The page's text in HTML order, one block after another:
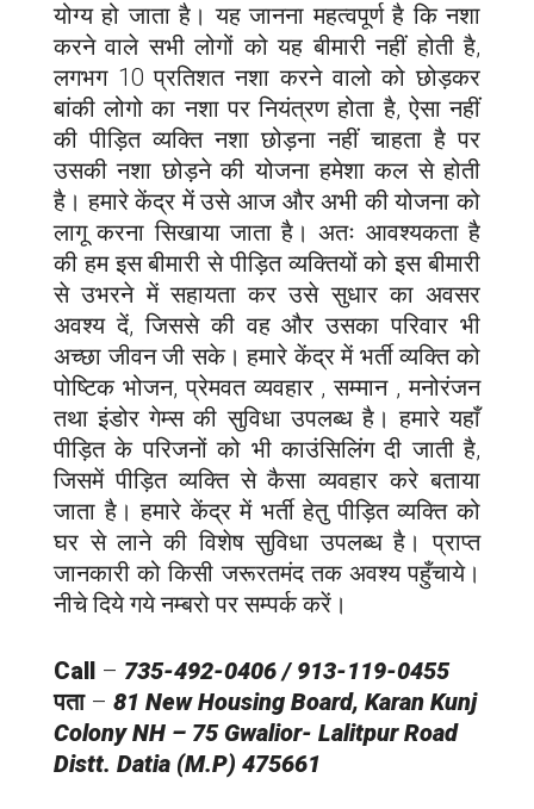
योग्य हो जाता है। यह जानना महत्वपूर्ण है कि नशा
करने वाले सभी लोगों को यह बीमारी नहीं होती है,
लगभग 10 प्रतिशत नशा करने वालो को छोड़कर
बांकी लोगो का नशा पर नियंत्रण होता है, ऐसा नहीं
की पीड़ित व्यक्ति नशा छोड़ना नहीं चाहता है पर
उसकी नशा छोड़ने की योजना हमेशा कल से होती
है। हमारे केंद्र में उसे आज और अभी की योजना को
लागू करना सिखाया जाता है। अतः आवश्यकता है
की हम इस बीमारी से पीड़ित व्यक्तियों को इस बीमारी
से उभरने में सहायता कर उसे सुधार का अवसर
अवश्य दें, जिससे की वह और उसका परिवार भी
अच्छा जीवन जी सके। हमारे केंद्र में भर्ती व्यक्ति को
पोष्टिक भोजन, प्रेमवत व्यवहार , सम्मान , मनोरंजन
तथा इंडोर गेम्स की सुविधा उपलब्ध है। हमारे यहाँ
पीड़ित के परिजनों को भी काउंसिलिंग दी जाती है,
जिसमें पीड़ित व्यक्ति से कैसा व्यवहार करे बताया
जाता है। हमारे केंद्र में भर्ती हेतु पीड़ित व्यक्ति को
घर से लाने की विशेष सुविधा उपलब्ध है। प्राप्त
जानकारी को किसी जरूरतमंद तक अवश्य पहुँचाये।
नीचे दिये गये नम्बरो पर सम्पर्क करें।
Call – 735-492-0406 / 913-119-0455
पता– 81 New Housing Board, Karan Kunj
Colony NH – 75 Gwalior- LalitpurRoad
Distt. Datia (M.P) 475661